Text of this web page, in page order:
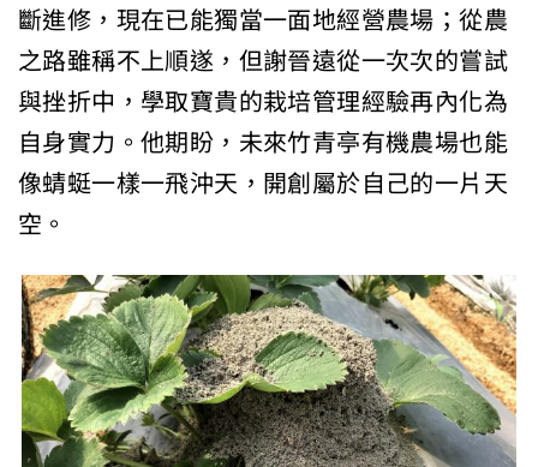
斷進修，現在已能獨當一面地經營農場；從農
之路雖稱不上順遂，但謝晉遠從一次次的嘗試
與挫折中，學取寶貴的栽培管理經驗再內化為
自身實力。他期盼，未來竹青亭有機農場也能
像蜻蜓一樣一飛沖天，開創屬於自己的一片天
空。